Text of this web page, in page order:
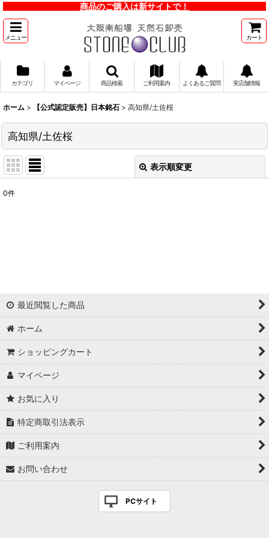
商品のご購入は新サイトで！
メニュー カート
カテゴリ マイページ 商品検索 ご利用案内 よくあるご質問 実店舗情報
ホーム > 【公式認定販売】日本銘石 > 高知県/土佐桜
高知県/土佐桜
表示順変更
0件
最近閲覧した商品
ホーム
ショッピングカート
マイページ
お気に入り
特定商取引法表示
ご利用案内
お問い合わせ
PCサイト